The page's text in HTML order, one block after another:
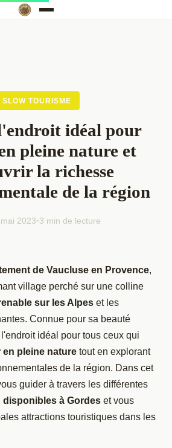
SLOW TOURISME
idéal pour
pleine nature et
la richesse
de la région
2023•3 min de lecture
de Vaucluse en Provence,
village perché sur une colline
sur les Alpes et les
Connue pour sa beauté
idéal pour tous ceux qui
en pleine nature tout en explorant
de la région. Dans cet
guider à travers les différentes
disponibles à Gordes et vous
attractions touristiques dans les